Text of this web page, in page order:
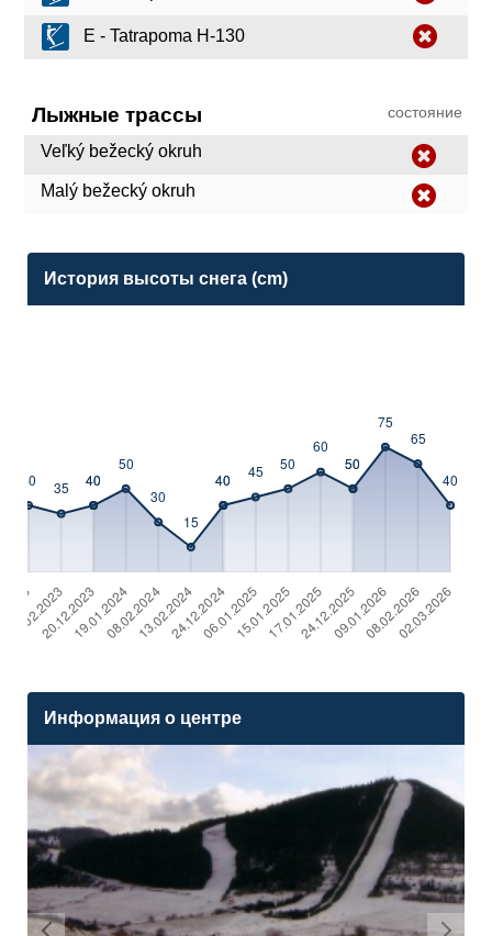
E - Tatrapoma H-130
Лыжные трассы состояние
Veľký bežecký okruh
Malý bežecký okruh
История высоты снега (cm)
Информация о центре